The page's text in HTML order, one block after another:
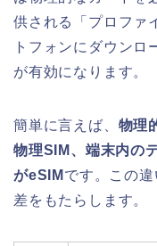
供される「プロファ
トフォンにダウンロ
が有効になります。
簡単に言えば、 物理
物理SIM、端末内の
がeSIM です。この
差をもたらします。